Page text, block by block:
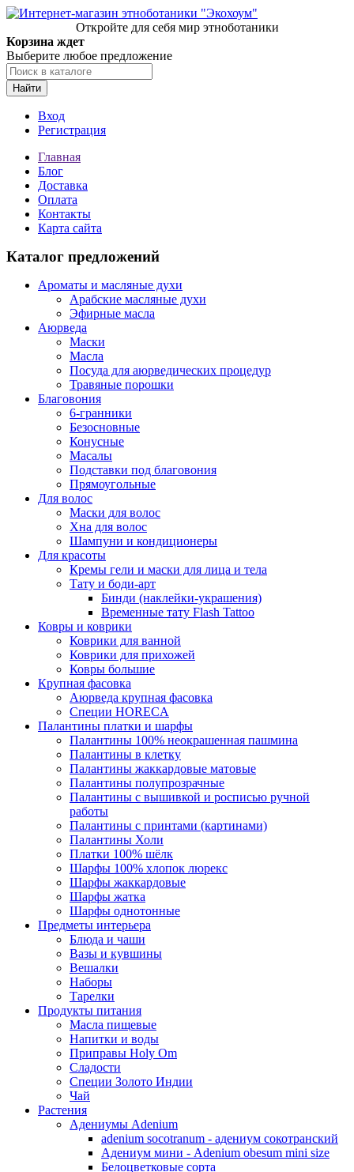
Откройте для себя мир этноботаники
Корзина ждет
Выберите любое предложение
Найти
Вход
Регистрация
Главная
Блог
Доставка
Оплата
Контакты
Карта сайта
Каталог предложений
Ароматы и масляные духи
Арабские масляные духи
Эфирные масла
Аюрведа
Маски
Масла
Посуда для аюрведических процедур
Травяные порошки
Благовония
6-гранники
Безосновные
Конусные
Масалы
Подставки под благовония
Прямоугольные
Для волос
Маски для волос
Хна для волос
Шампуни и кондиционеры
Для красоты
Кремы гели и маски для лица и тела
Тату и боди-арт
Бинди (наклейки-украшения)
Временные тату Flash Tattoo
Ковры и коврики
Коврики для ванной
Коврики для прихожей
Ковры большие
Крупная фасовка
Аюрведа крупная фасовка
Специи HORECA
Палантины платки и шарфы
Палантины 100% неокрашенная пашмина
Палантины в клетку
Палантины жаккардовые матовые
Палантины полупрозрачные
Палантины с вышивкой и росписью ручной
работы
Палантины с принтами (картинами)
Палантины Холи
Платки 100% шёлк
Шарфы 100% хлопок люрекс
Шарфы жаккардовые
Шарфы жатка
Шарфы однотонные
Предметы интерьера
Блюда и чаши
Вазы и кувшины
Вешалки
Наборы
Тарелки
Продукты питания
Масла пищевые
Напитки и воды
Приправы Holy Om
Сладости
Специи Золото Индии
Чай
Растения
Адениумы Adenium
adenium socotranum - адениум сокотранский
Адениум мини - Adenium obesum mini size
Белоцветковые сорта